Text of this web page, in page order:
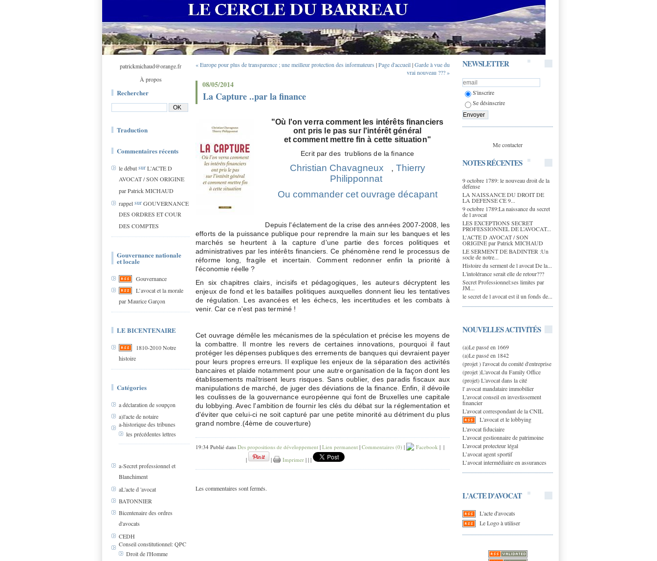
patrickmichaud@orange.fr
À propos
Rechercher
Traduction
Commentaires récents
le débutsurL'ACTE D
AVOCAT / SON ORIGINE
par Patrick MICHAUD
rappelsurGOUVERNANCE
DES ORDRES ET COUR
DES COMPTES
Gouvernance nationale
et locale
Gouvernance
L’avocat et la morale
par Maurice Garçon
LE BICENTENAIRE
1810-2010 Notre
histoire
Catégories
a déclaration de soupçon
a)l'acte de notaire
a-historique des tribunes
les précédentes lettres
a-Secret professionnel et
Blanchiment
aL'acte d 'avocat
BATONNIER
Bicentenaire des ordres
d'avocats
CEDH
Conseil constitutionnel: QPC
Droit de l'Homme
NEWSLETTER
S'inscrire
Se désinscrire
Me contacter
NOTES RÉCENTES
9 octobre 1789: le nouveau droit de la
défense
LA NAISSANCE DU DROIT DE
LA DEFENSE CE 9...
9 octobre 1789:La naissance du secret
de l avocat
LES EXCEPTIONS SECRET
PROFESSIONNEL DE L’AVOCAT...
L'ACTE D AVOCAT / SON
ORIGINE par Patrick MICHAUD
LE SERMENT DE BADINTER :Un
socle de notre...
Histoire du serment de l avocat De la...
L'intolérance serait elle de retour???
Secret Professionnel:ses limites par
JM...
le secret de l avocat est il un fonds de...
NOUVELLES ACTIVITÉS
(a)Le passé en 1669
(a)Le passé en 1842
(projet ) l'avocat du comité d'entreprise
(projet )L'avocat du Family Office
(projet) L'avocat dans la cité
l' avocat mandataire immobilier
L'avocat conseil en investissement
financier
L'avocat correspondant de la CNIL
L'avocat et le lobbying
L'avocat fiduciaire
L'avocat gestionnaire de patrimoine
L'avocat protecteur légal
L’avocat agent sportif
L’avocat intermédiaire en assurances
L'ACTE D'AVOCAT
L'acte d'avocats
Le Logo à utiliser
« Europe pour plus de transparence ; une meilleur protection des informateurs |Page d'accueil|Garde à vue du
vrai nouveau ??? »
08/05/2014
La Capture ..par la finance
"Où l'on verra comment les intérêts financiers
ont pris le pas sur l'intérêt général
et comment mettre fin à cette situation"
Ecrit par des trublions de la finance
Christian Chavagneux , Thierry
Philipponnat
Ou commander cet ouvrage décapant
Depuis l'éclatement de la crise des années 2007-2008, les
efforts de la puissance publique pour reprendre la main sur les banques et les
marchés se heurtent à la capture d'une partie des forces politiques et
administratives par les intérêts financiers. Ce phénomène rend le processus de
réforme long, fragile et incertain. Comment redonner enfin la priorité à
l'économie réelle ?
En six chapitres clairs, incisifs et pédagogiques, les auteurs décryptent les
enjeux de fond et les batailles politiques auxquelles donnent lieu les tentatives
de régulation. Les avancées et les échecs, les incertitudes et les combats à
venir. Car ce n'est pas terminé !
Cet ouvrage démêle les mécanismes de la spéculation et précise les moyens de
la combattre. Il montre les revers de certaines innovations, pourquoi il faut
protéger les dépenses publiques des errements de banques qui devraient payer
pour leurs propres erreurs. Il explique les enjeux de la séparation des activités
bancaires et plaide notamment pour une autre organisation de la façon dont les
établissements maîtrisent leurs risques. Sans oublier, des paradis fiscaux aux
manipulations de marché, de juger des déviations de la finance. Enfin, il dévoile
les coulisses de la gouvernance européenne qui font de Bruxelles une capitale
du lobbying. Avec l'ambition de fournir les clés du débat sur la réglementation et
d'éviter que celui-ci ne soit capturé par une petite minorité au détriment du plus
grand nombre.(4ème de couverture)
19:34 Publié dans Des propositions de développement | Lien permanent | Commentaires (0) | Facebook | |
|
| Imprimer | | |
Les commentaires sont fermés.